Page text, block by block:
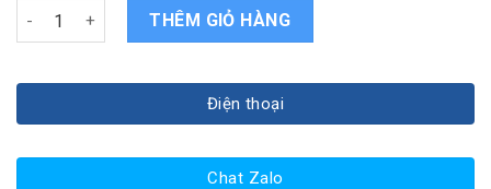
Bàn phím Laptop Asus tp550ln quantity
THÊM GIỎ HÀNG
Điện thoại
Chat Zalo